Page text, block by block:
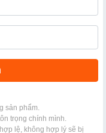
sản phẩm.
trọng chính mình.
lệ, không hợp lý sẽ bị